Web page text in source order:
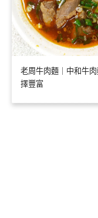
老周牛肉麵｜中和牛
擇豐富